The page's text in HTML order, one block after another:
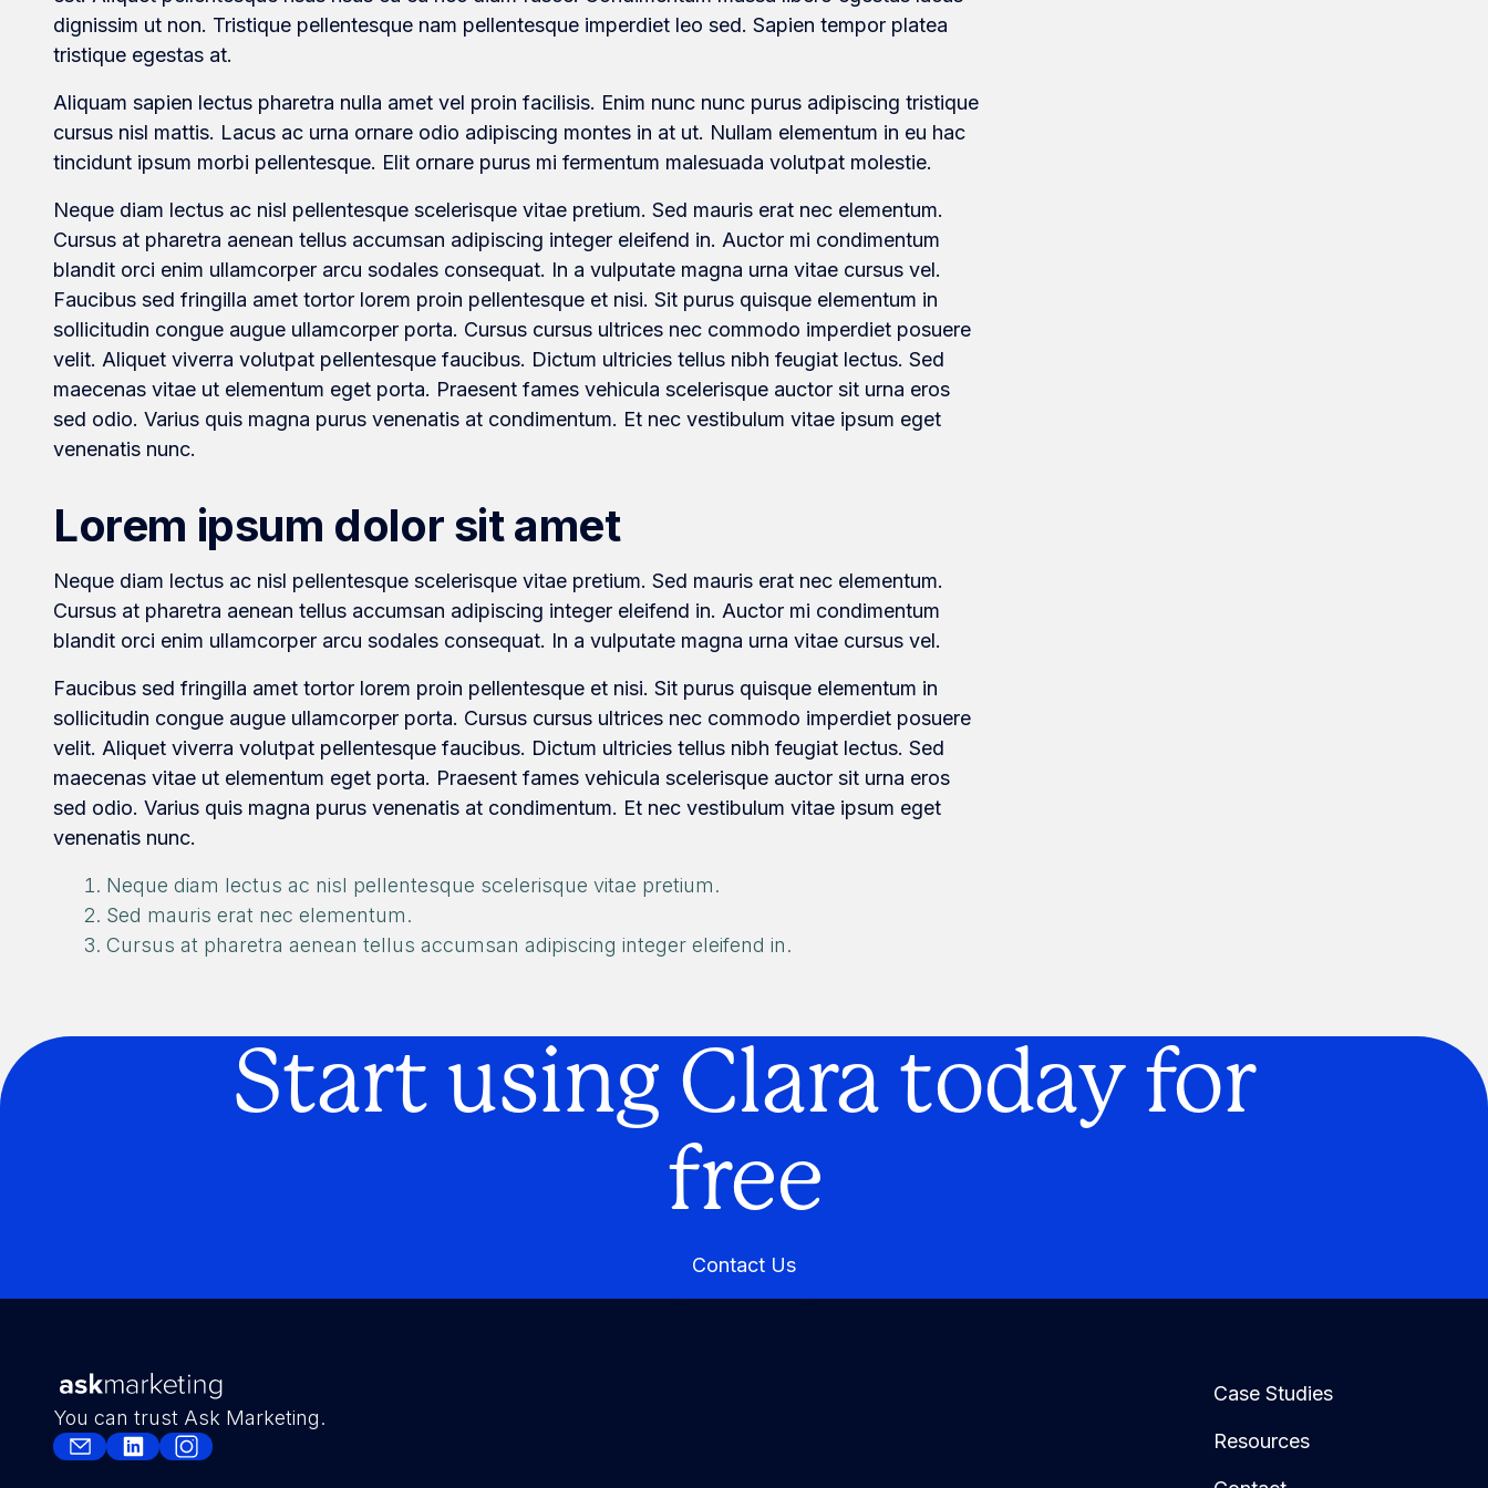
dignissim ut non. Tristique pellentesque nam pellentesque imperdiet leo sed. Sapien tempor platea
tristique egestas at.
Aliquam sapien lectus pharetra nulla amet vel proin facilisis. Enim nunc nunc purus adipiscing tristique
cursus nisl mattis. Lacus ac urna ornare odio adipiscing montes in at ut. Nullam elementum in eu hac
tincidunt ipsum morbi pellentesque. Elit ornare purus mi fermentum malesuada volutpat molestie.
Neque diam lectus ac nisl pellentesque scelerisque vitae pretium. Sed mauris erat nec elementum.
Cursus at pharetra aenean tellus accumsan adipiscing integer eleifend in. Auctor mi condimentum
blandit orci enim ullamcorper arcu sodales consequat. In a vulputate magna urna vitae cursus vel.
Faucibus sed fringilla amet tortor lorem proin pellentesque et nisi. Sit purus quisque elementum in
sollicitudin congue augue ullamcorper porta. Cursus cursus ultrices nec commodo imperdiet posuere
velit. Aliquet viverra volutpat pellentesque faucibus. Dictum ultricies tellus nibh feugiat lectus. Sed
maecenas vitae ut elementum eget porta. Praesent fames vehicula scelerisque auctor sit urna eros
sed odio. Varius quis magna purus venenatis at condimentum. Et nec vestibulum vitae ipsum eget
venenatis nunc.
Lorem ipsum dolor sit amet
Neque diam lectus ac nisl pellentesque scelerisque vitae pretium. Sed mauris erat nec elementum.
Cursus at pharetra aenean tellus accumsan adipiscing integer eleifend in. Auctor mi condimentum
blandit orci enim ullamcorper arcu sodales consequat. In a vulputate magna urna vitae cursus vel.
Faucibus sed fringilla amet tortor lorem proin pellentesque et nisi. Sit purus quisque elementum in
sollicitudin congue augue ullamcorper porta. Cursus cursus ultrices nec commodo imperdiet posuere
velit. Aliquet viverra volutpat pellentesque faucibus. Dictum ultricies tellus nibh feugiat lectus. Sed
maecenas vitae ut elementum eget porta. Praesent fames vehicula scelerisque auctor sit urna eros
sed odio. Varius quis magna purus venenatis at condimentum. Et nec vestibulum vitae ipsum eget
venenatis nunc.
Neque diam lectus ac nisl pellentesque scelerisque vitae pretium.
Sed mauris erat nec elementum.
Cursus at pharetra aenean tellus accumsan adipiscing integer eleifend in.
Connect integration
Start using Clara today for
free
Contact Us
Contact Us
You can trust Ask Marketing.
Case Studies
Resources